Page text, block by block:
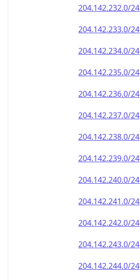
204.142.232.0/24
204.142.233.0/24
204.142.234.0/24
204.142.235.0/24
204.142.236.0/24
204.142.237.0/24
204.142.238.0/24
204.142.239.0/24
204.142.240.0/24
204.142.241.0/24
204.142.242.0/24
204.142.243.0/24
204.142.244.0/24